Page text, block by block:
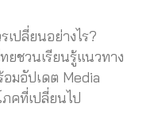
เปลี่ยนอย่างไร?
ยชวนเรียนรู้แนวทาง
มอัปเดต Media
คที่เปลี่ยนไป